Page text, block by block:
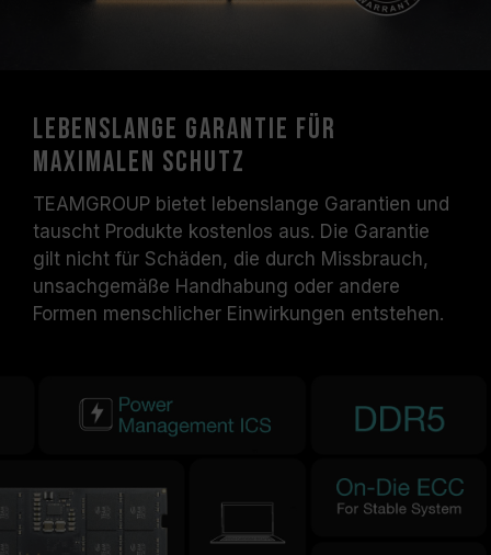
Lebenslange Garantie für
maximalen Schutz
TEAMGROUP bietet lebenslange Garantien und
tauscht Produkte kostenlos aus. Die Garantie
gilt nicht für Schäden, die durch Missbrauch,
unsachgemäße Handhabung oder andere
Formen menschlicher Einwirkungen entstehen.